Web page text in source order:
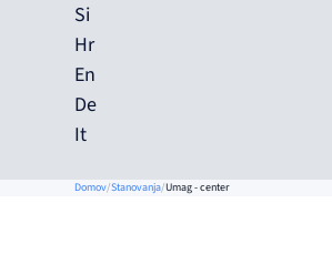
Si
Hr
En
De
It
Domov Stanovanja Umag - center